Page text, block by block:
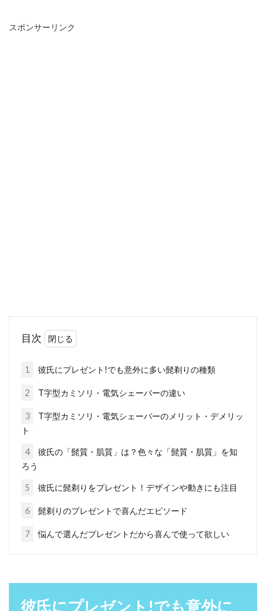
頬から生えてくる産毛の処理、すっ
し、顔のパー...
スポンサーリンク
目次
1 彼氏にプレゼント!でも意外に多い髭剃りの種類
2 T字型カミソリ・電気シェーバーの違い
3
T字型カミソリ・電気シェーバーのメリット・デメリッ
ト
4
彼氏の「髭質・肌質」は？色々な「髭質・肌質」を知
ろう
5 彼氏に髭剃りをプレゼント！デザインや動きにも注目
6 髭剃りのプレゼントで喜んだエピソード
7 悩んで選んだプレゼントだから喜んで使って欲しい
彼氏にプレゼント!でも意外に